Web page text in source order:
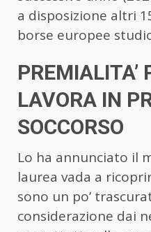
a disposizione altri
borse europee
PREMIALITA’
LAVORA IN
SOCCORSO
Lo ha annunciato il
laurea vada a
sono un po’
considerazione dai